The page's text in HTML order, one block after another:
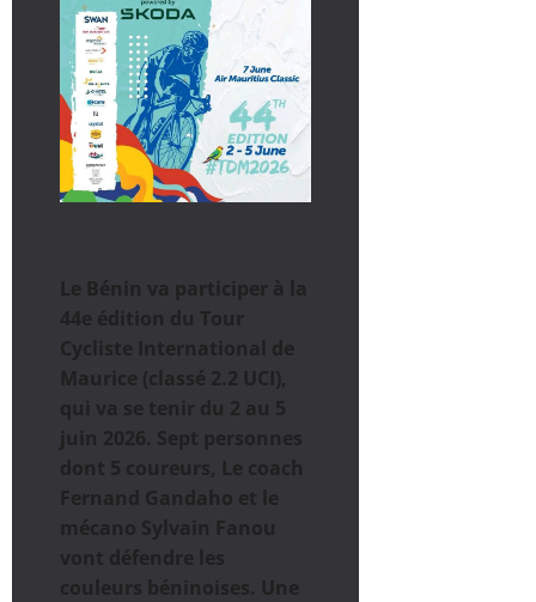
Le Bénin va participer à la
44e édition du Tour
Cycliste International de
Maurice (classé 2.2 UCI),
qui va se tenir du 2 au 5
juin 2026. Sept personnes
dont 5 coureurs, Le coach
Fernand Gandaho et le
mécano Sylvain Fanou
vont défendre les
couleurs béninoises. Une